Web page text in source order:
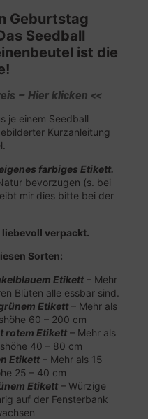
Geburtstag
Seedball
ist die
– Hier klicken <<
je einem Seedball
Kurzanleitung
farbiges Etikett.
bevorzugen (s. bei
mir dies bitte bei der
verpackt.
Sorten:
Etikett – Mehr
Blüten alle essbar sind.
Etikett – Mehr als
60 – 200 cm
rotem Etikett – Mehr als
40 – 80 cm
Etikett – Mehr als 15
25 – 40 cm
Etikett – Würzige
auf der Fensterbank